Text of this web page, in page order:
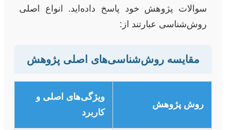
سوالات پژوهش خود پاسخ داده‌اید. انواع اصلی
روش‌شناسی عبارتند از:
مقایسه روش‌شناسی‌های اصلی پژوهش
روش پژوهش
ویژگی‌های اصلی و
کاربرد